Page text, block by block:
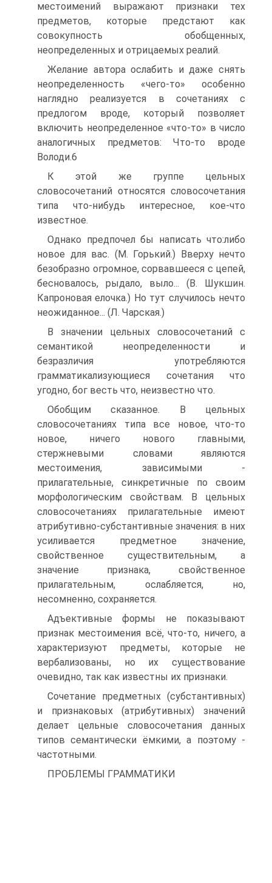
местоимений выражают признаки тех
предметов, которые предстают как
совокупность обобщенных,
неопределенных и отрицаемых реалий.
Желание автора ослабить и даже снять
неопределенность «чего-то» особенно
наглядно реализуется в сочетаниях с
предлогом вроде, который позволяет
включить неопределенное «что-то» в число
аналогичных предметов: Что-то вроде
Володи.6
К этой же группе цельных
словосочетаний относятся словосочетания
типа что-нибудь интересное, кое-что
известное.
Однако предпочел бы написать что:либо
новое для вас. (М. Горький.) Вверху нечто
безобразно огромное, сорвавшееся с цепей,
бесновалось, рыдало, выло... (В. Шукшин.
Капроновая елочка.) Но тут случилось нечто
неожиданное... (Л. Чарская.)
В значении цельных словосочетаний с
семантикой неопределенности и
безразличия употребляются
грамматикализующиеся сочетания что
угодно, бог весть что, неизвестно что.
Обобщим сказанное. В цельных
словосочетаниях типа все новое, что-то
новое, ничего нового главными,
стержневыми словами являются
местоимения, зависимыми -
прилагательные, синкретичные по своим
морфологическим свойствам. В цельных
словосочетаниях прилагательные имеют
атрибутивно-субстантивные значения: в них
усиливается предметное значение,
свойственное существительным, а
значение признака, свойственное
прилагательным, ослабляется, но,
несомненно, сохраняется.
Адъективные формы не показывают
признак местоимения всё, что-то, ничего, а
характеризуют предметы, которые не
вербализованы, но их существование
очевидно, так как известны их признаки.
Сочетание предметных (субстантивных)
и признаковых (атрибутивных) значений
делает цельные словосочетания данных
типов семантически ёмкими, а поэтому -
частотными.
ПРОБЛЕМЫ ГРАММАТИКИ